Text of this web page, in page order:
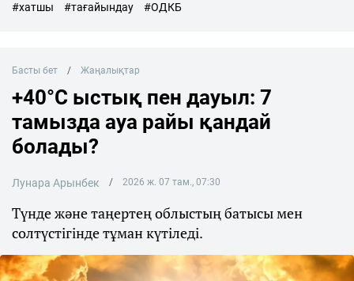
#хатшы #тағайындау #ОДКБ
Басты бет Жаңалықтар
+40°C ыстық пен дауыл: 7
тамызда ауа райы қандай
болады?
Лунара Арынбек 2026 ж. 07 там., 07:30
Түнде және таңертең облыстың батысы мен
солтүстігінде тұман күтіледі.